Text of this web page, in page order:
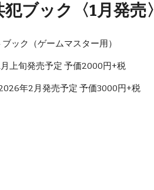
ブック〈1月発売〉
ック（ゲームマスター用）
上旬発売予定 予価2000円+税
年2月発売予定 予価3000円+税